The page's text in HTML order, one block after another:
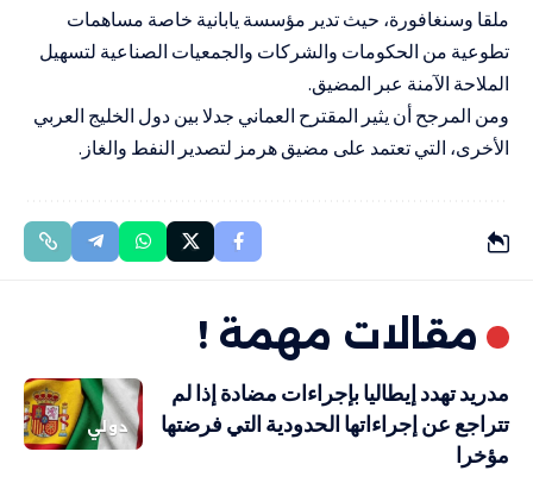
ملقا وسنغافورة، حيث تدير مؤسسة يابانية خاصة مساهمات
تطوعية من الحكومات والشركات والجمعيات الصناعية لتسهيل
الملاحة الآمنة عبر المضيق.
ومن المرجح أن يثير المقترح العماني جدلا بين دول الخليج العربي
الأخرى، التي تعتمد على مضيق هرمز لتصدير النفط والغاز.
مقالات مهمة !
دولي
مدريد تهدد إيطاليا بإجراءات مضادة إذا لم
تتراجع عن إجراءاتها الحدودية التي فرضتها
مؤخرا